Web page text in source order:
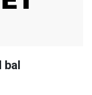
bal